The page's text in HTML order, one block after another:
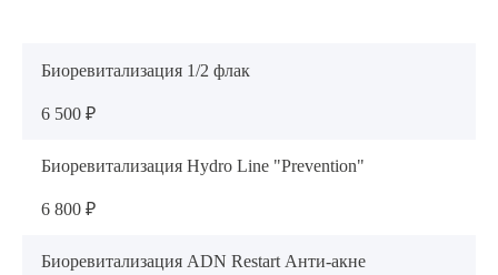
Биоревитализация 1/2 флак
6 500 ₽
Биоревитализация Hydro Line "Prevention"
6 800 ₽
Биоревитализация ADN Restart Анти-акне